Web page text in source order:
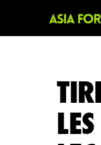
LES